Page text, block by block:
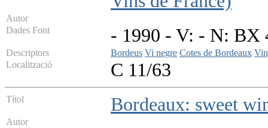
Autor
Dades Font
- 1990 - V: - N: BX
Descriptors Bordeus Vi negre Cotes de Bordeaux
Localització
C 11/63
Títol Bordeaux: sweet
Autor